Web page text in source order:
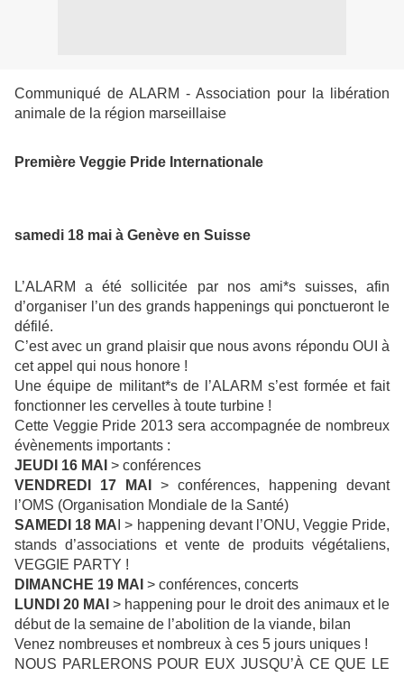
Communiqué de ALARM - Association pour la libération
animale de la région marseillaise
Première Veggie Pride Internationale
samedi 18 mai à Genève en Suisse
L’ALARM a été sollicitée par nos ami*s suisses, afin
d’organiser l’un des grands happenings qui ponctueront le
défilé.
C’est avec un grand plaisir que nous avons répondu OUI à
cet appel qui nous honore !
Une équipe de militant*s de l’ALARM s’est formée et fait
fonctionner les cervelles à toute turbine !
Cette Veggie Pride 2013 sera accompagnée de nombreux
évènements importants :
JEUDI 16 MAI > conférences
VENDREDI 17 MAI
> conférences, happening devant
l’OMS (Organisation Mondiale de la Santé)
SAMEDI 18 MA I > happening devant l’ONU, Veggie Pride,
stands d’associations et vente de produits végétaliens,
VEGGIE PARTY !
DIMANCHE 19 MAI > conférences, concerts
LUNDI 20 MAI > happening pour le droit des animaux et le
début de la semaine de l’abolition de la viande, bilan
Venez nombreuses et nombreux à ces 5 jours uniques !
NOUS PARLERONS POUR EUX JUSQU’À CE QUE LE